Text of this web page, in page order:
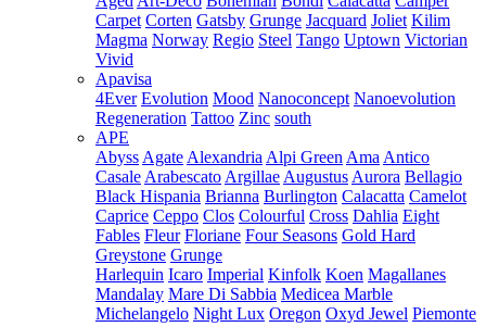
Carpet Corten Gatsby Grunge Jacquard Joliet Kilim
Magma Norway Regio Steel Tango Uptown Victorian
Vivid
Apavisa
4Ever Evolution Mood Nanoconcept Nanoevolution
Regeneration Tattoo Zinc south
APE
Abyss Agate Alexandria Alpi Green Ama Antico
Casale Arabescato Argillae Augustus Aurora Bellagio
Black Hispania Brianna Burlington Calacatta Camelot
Caprice Ceppo Clos Colourful Cross Dahlia Eight
Fables Fleur Floriane Four Seasons Gold Hard
Greystone Grunge
Harlequin Icaro Imperial Kinfolk Koen Magallanes
Mandalay Mare Di Sabbia Medicea Marble
Michelangelo Night Lux Oregon Oxyd Jewel Piemonte